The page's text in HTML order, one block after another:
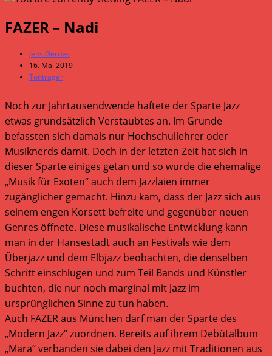
FAZER – Nadi
Beitrags-
Autor:
Jens Gerdes
Beitrag
veröffentlicht:
16. Mai 2019
Beitrags-
Tonträger
Noch zur Jahrtausendwende haftete der Sparte Jazz
etwas grundsätzlich Verstaubtes an. Im Grunde
befassten sich damals nur Hochschullehrer oder
Musiknerds damit. Doch in der letzten Zeit hat sich in
dieser Sparte einiges getan und so wurde die ehemalige
„Musik für Exoten“ auch dem Jazzlaien immer
zugänglicher gemacht. Hinzu kam, dass der Jazz sich aus
seinem engen Korsett befreite und gegenüber neuen
Genres öffnete. Diese musikalische Entwicklung kann
man in der Hansestadt auch an Festivals wie dem
Überjazz und dem Elbjazz beobachten, die denselben
Schritt einschlugen und zum Teil Bands und Künstler
buchten, die nur noch marginal mit Jazz im
ursprünglichen Sinne zu tun haben.
Auch FAZER aus München darf man der Sparte des
„Modern Jazz“ zuordnen. Bereits auf ihrem Debütalbum
„Mara“ verbanden sie dabei den Jazz mit Traditionen aus